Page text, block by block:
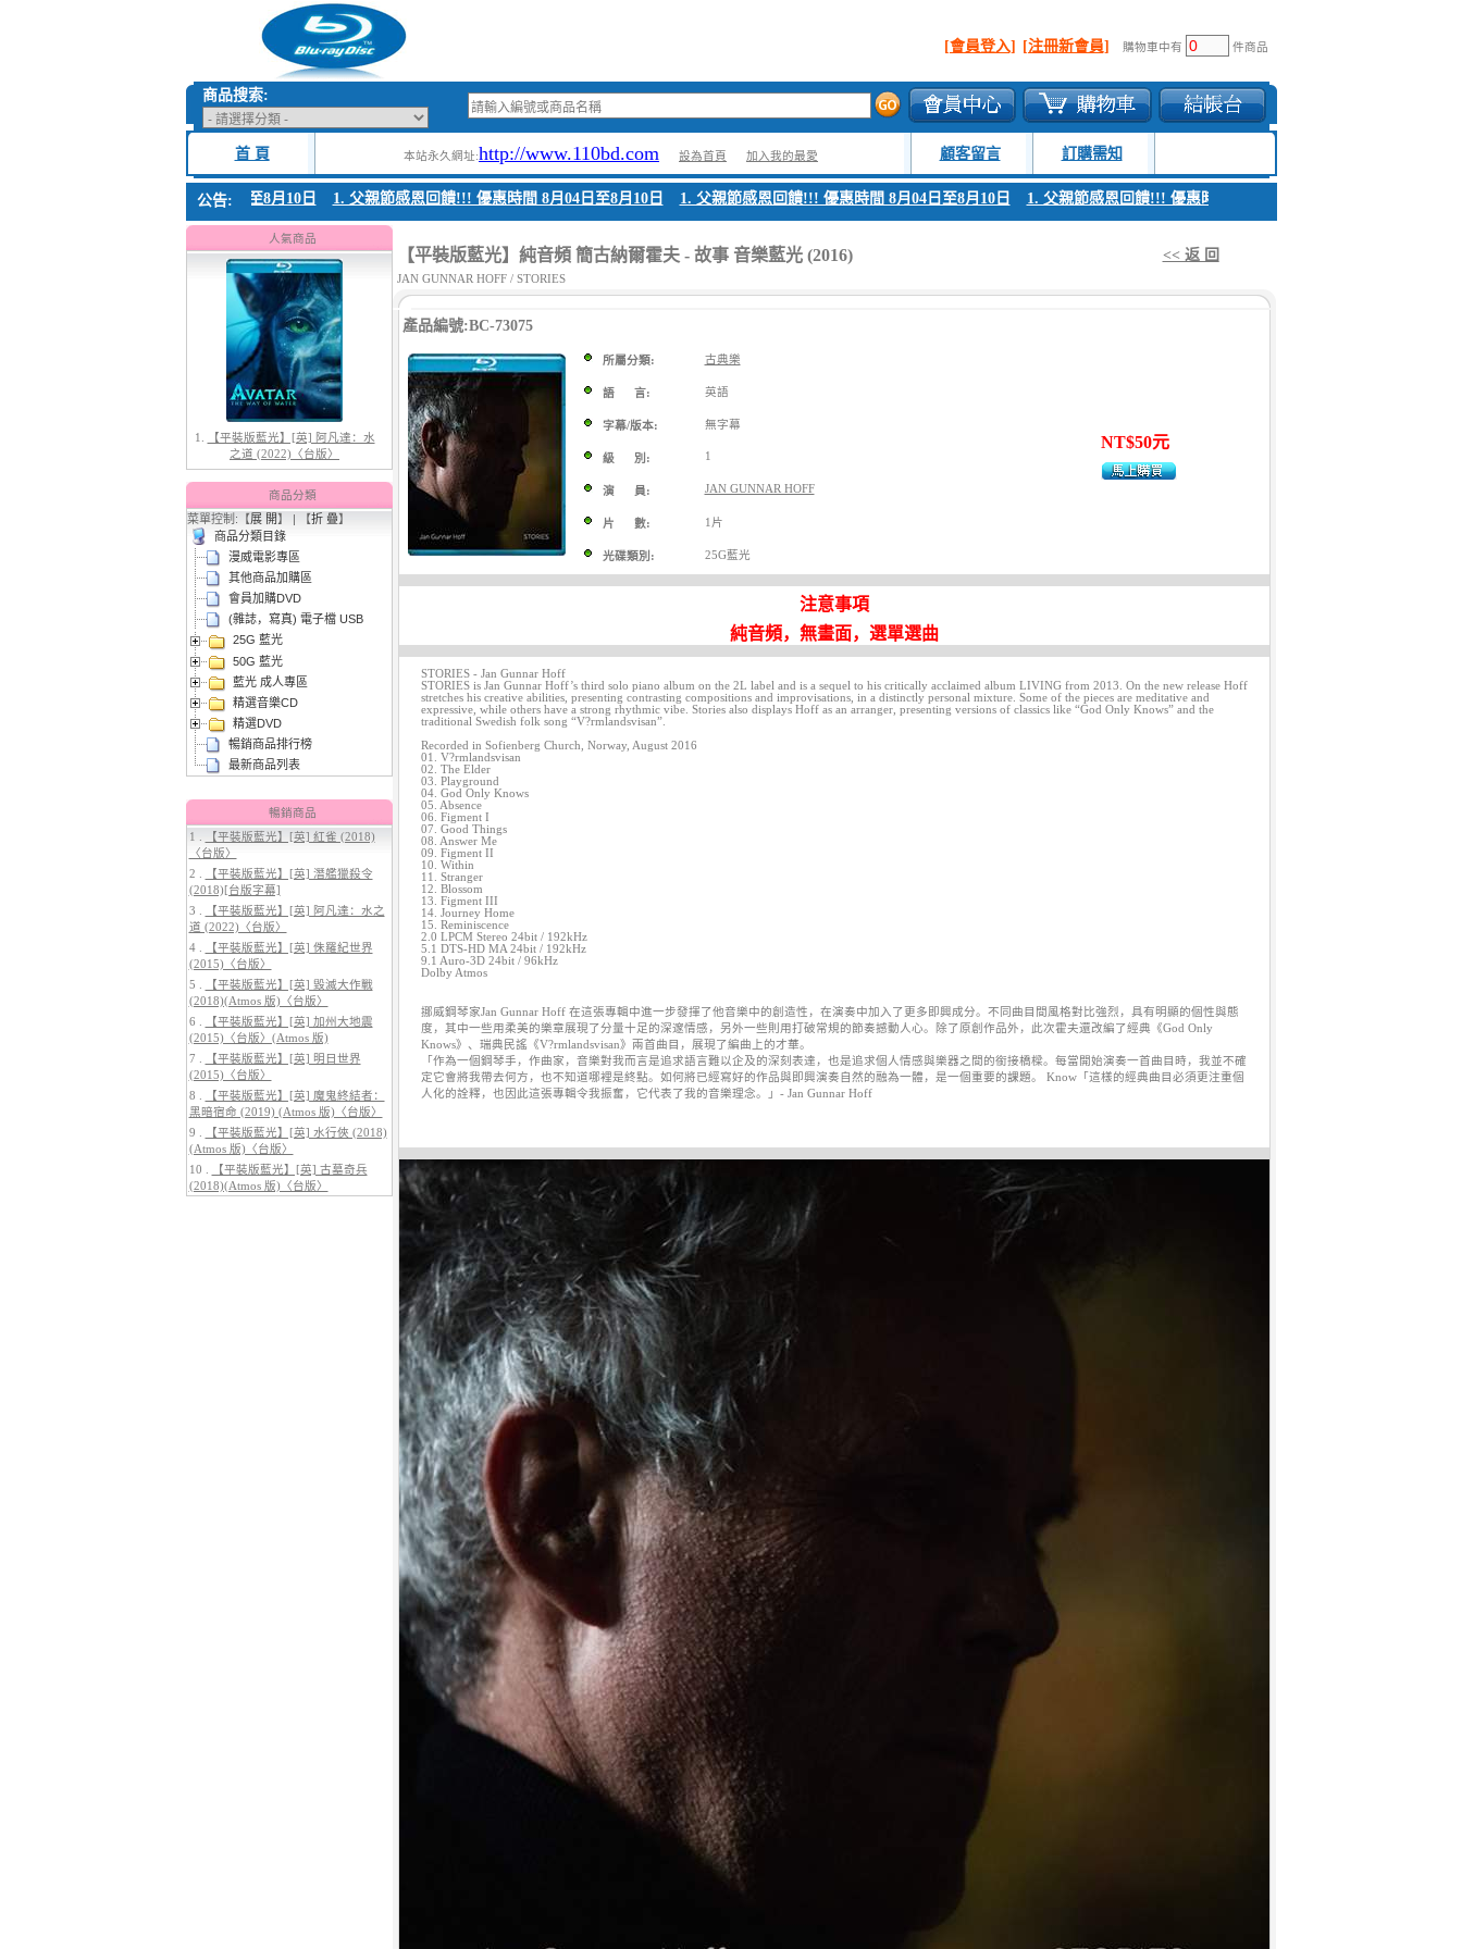
[會員登入] [注冊新會員] 購物車中有 件商品
商品搜索:
首 頁 本站永久網址:http://www.110bd.com 設為首頁 加入我的最愛 顧客留言 訂購需知
公告:
親節感恩回饋!!! 優惠時間 8月04日至8月10日 1. 父親節感恩回饋!!! 優惠時間 8月04日至8月10日 1. 父親節感恩回饋!!! 優惠時間 8月04日至8月10日 1. 父親節感恩回饋!!! 優惠時間 8月04日至8月10日
人氣商品
【平裝版藍光】[英] 阿凡達：水
之道 (2022)〈台版〉
2.
【平裝版藍光】[英] 阿凡達3：火
與燼 (2025)(Atmos 版)〈台版〉
3.【平裝版藍光】[英] 太空超人
(2026)[台版字幕]
4.【平裝版藍光】[英] 穿著PRADA
的惡魔 2 (2026)[台版字幕]
商品分類
菜單控制:【展 開】 | 【折 疊】
商品分類目錄
漫威電影專區
其他商品加購區
會員加購DVD
(雜誌，寫真) 電子檔 USB
25G 藍光
50G 藍光
藍光 成人專區
精選音樂CD
精選DVD
暢銷商品排行榜
最新商品列表
暢銷商品
1 .
【平裝版藍光】[英] 紅雀 (2018)
〈台版〉
2 .
【平裝版藍光】[英] 潛艦獵殺令
(2018)[台版字幕]
3 .
【平裝版藍光】[英] 阿凡達：水之
道 (2022)〈台版〉
4 .
【平裝版藍光】[英] 侏羅紀世界
(2015)〈台版〉
5 .
【平裝版藍光】[英] 毀滅大作戰
(2018)(Atmos 版)〈台版〉
6 .
【平裝版藍光】[英] 加州大地震
(2015)〈台版〉(Atmos 版)
7 .
【平裝版藍光】[英] 明日世界
(2015)〈台版〉
8 .
【平裝版藍光】[英] 魔鬼終結者：
黑暗宿命 (2019) (Atmos 版)〈台版〉
9 .
【平裝版藍光】[英] 水行俠 (2018)
(Atmos 版)〈台版〉
10 .
【平裝版藍光】[英] 古墓奇兵
(2018)(Atmos 版)〈台版〉
【平裝版藍光】純音頻 簡古納爾霍夫 - 故事 音樂藍光 (2016) << 返 回
JAN GUNNAR HOFF / STORIES
產品編號:BC-73075
所屬分類: 古典樂
語 言: 英語
字幕/版本: 無字幕
級 別: 1
演 員: JAN GUNNAR HOFF
片 數: 1片
光碟類別: 25G藍光
NT$50元
注意事項
純音頻，無畫面，選單選曲
STORIES - Jan Gunnar Hoff
STORIES is Jan Gunnar Hoff’s third solo piano album on the 2L label and is a sequel to his critically acclaimed album LIVING from 2013. On the new release Hoff
stretches his creative abilities, presenting contrasting compositions and improvisations, in a distinctly personal mixture. Some of the pieces are meditative and
expressive, while others have a strong rhythmic vibe. Stories also displays Hoff as an arranger, presenting versions of classics like “God Only Knows” and the
traditional Swedish folk song “V?rmlandsvisan”.
Recorded in Sofienberg Church, Norway, August 2016
01. V?rmlandsvisan
02. The Elder
03. Playground
04. God Only Knows
05. Absence
06. Figment I
07. Good Things
08. Answer Me
09. Figment II
10. Within
11. Stranger
12. Blossom
13. Figment III
14. Journey Home
15. Reminiscence
2.0 LPCM Stereo 24bit / 192kHz
5.1 DTS-HD MA 24bit / 192kHz
9.1 Auro-3D 24bit / 96kHz
Dolby Atmos
挪威鋼琴家Jan Gunnar Hoff 在這張專輯中進一步發揮了他音樂中的創造性，在演奏中加入了更多即興成分。不同曲目間風格對比強烈，具有明顯的個性與態
度，其中一些用柔美的樂章展現了分量十足的深邃情感，另外一些則用打破常規的節奏撼動人心。除了原創作品外，此次霍夫還改編了經典《God Only
Knows》、瑞典民謠《V?rmlandsvisan》兩首曲目，展現了編曲上的才華。
「作為一個鋼琴手，作曲家，音樂對我而言是追求語言難以企及的深刻表達，也是追求個人情感與樂器之間的銜接橋樑。每當開始演奏一首曲目時，我並不確
定它會將我帶去何方，也不知道哪裡是終點。如何將已經寫好的作品與即興演奏自然的融為一體，是一個重要的課題。 Know「這樣的經典曲目必須更注重個
人化的詮釋，也因此這張專輯令我振奮，它代表了我的音樂理念。」- Jan Gunnar Hoff